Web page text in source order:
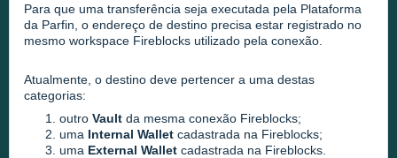
Para que uma transferência seja executada pela Plataforma
da Parfin, o endereço de destino precisa estar registrado no
mesmo workspace Fireblocks utilizado pela conexão.
Atualmente, o destino deve pertencer a uma destas
categorias:
outro Vault da mesma conexão Fireblocks;
uma Internal Wallet cadastrada na Fireblocks;
uma External Wallet cadastrada na Fireblocks.